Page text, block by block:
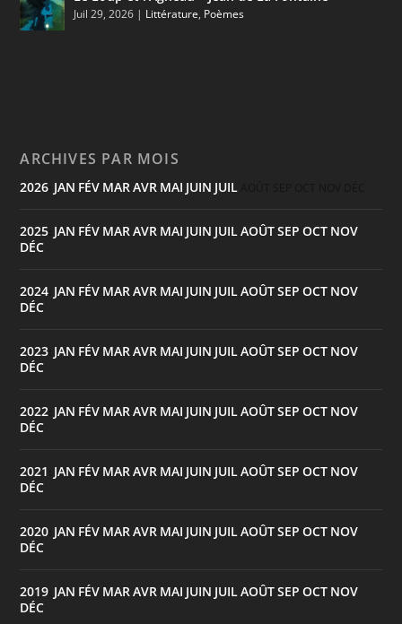
Juil 29, 2026 | Littérature, Poèmes
ARCHIVES PAR MOIS
2026 JAN FÉV MAR AVR MAI JUIN JUIL
2025 JAN FÉV MAR AVR MAI JUIN JUIL AOÛTSEP OCT NOV
DÉC
2024 JAN FÉV MAR AVR MAI JUIN JUIL AOÛTSEP OCT NOV
DÉC
2023 JAN FÉV MAR AVR MAI JUIN JUIL AOÛTSEP OCT NOV
DÉC
2022 JAN FÉV MAR AVR MAI JUIN JUIL AOÛTSEP OCT NOV
DÉC
2021 JAN FÉV MAR AVR MAI JUIN JUIL AOÛTSEP OCT NOV
DÉC
2020 JAN FÉV MAR AVR MAI JUIN JUIL AOÛTSEP OCT NOV
DÉC
2019 JAN FÉV MAR AVR MAI JUIN JUIL AOÛTSEP OCT NOV
DÉC